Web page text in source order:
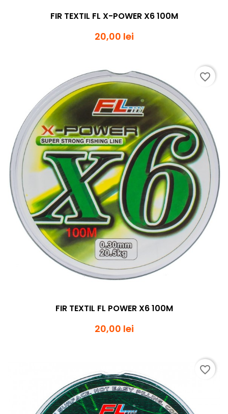
FIR TEXTIL FL X-POWER X6 100M
20,00 lei
FIR TEXTIL FL POWER X6 100M
20,00 lei
favorite_border
favorite_border